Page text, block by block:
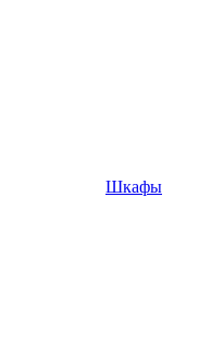
Шкафы